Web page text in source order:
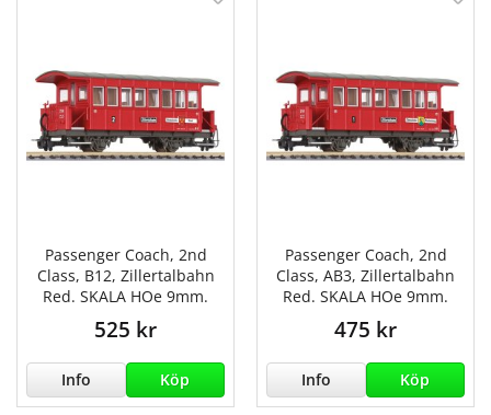
Passenger Coach, 2nd
Class, B12, Zillertalbahn
Red. SKALA HOe 9mm.
525 kr
Info Köp
Passenger Coach, 2nd
Class, AB3, Zillertalbahn
Red. SKALA HOe 9mm.
475 kr
Info Köp